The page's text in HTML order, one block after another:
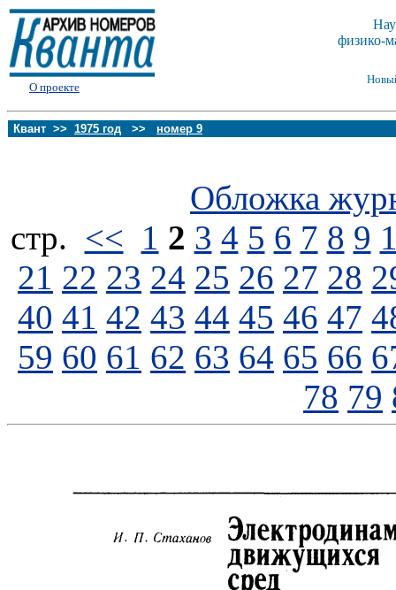
О проекте
физико-
Квант >> 1975 год >> номер 9
Обложка
стp. << 1 2 3 4 5 6 7 8 9
21 22 23 24 25 26 27 28
40 41 42 43 44 45 46 47
59 60 61 62 63 64 65 66
78 79